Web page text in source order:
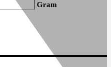
Gram